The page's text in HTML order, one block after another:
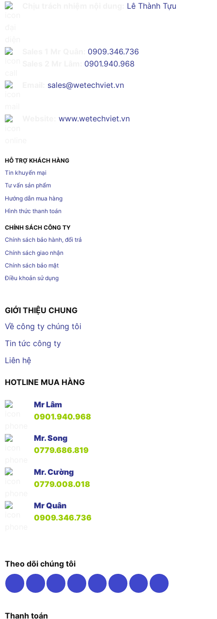
Lê Thành Tựu
0909.346.736
0901.940.968
sales@wetechviet.vn
www.wetechviet.vn
HỖ TRỢ KHÁCH HÀNG
Tin khuyến mại
Tư vấn sản phẩm
Hướng dẫn mua hàng
Hình thức thanh toán
CHÍNH SÁCH CÔNG TY
Chính sách bảo hành, đổi trả
Chính sách giao nhận
Chính sách bảo mật
Điều khoản sử dụng
GIỚI THIỆU CHUNG
Về công ty chúng tôi
Tin tức công ty
Liên hệ
HOTLINE MUA HÀNG
Mr Lâm
0901.940.968
Mr. Song
0779.686.819
Mr. Cường
0779.008.018
Mr Quân
0909.346.736
Theo dõi chúng tôi
Thanh toán